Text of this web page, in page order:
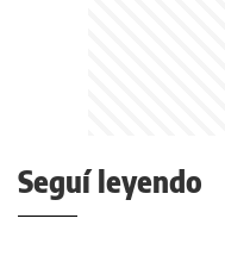
Seguí leyendo